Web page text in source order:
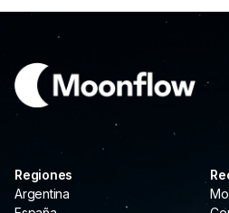
Regiones
Argentina